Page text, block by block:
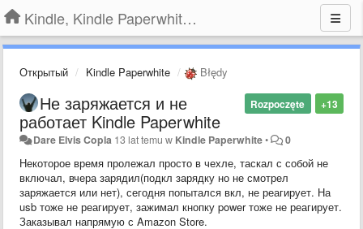
Kindle, Kindle Paperwhite, Kindle Voyage
Открытый Kindle Paperwhite Błędy
+13
Rozpoczęte
Не заряжается и не
работает Kindle Paperwhite
Dare Elvis Copla 13 lat temu w Kindle Paperwhite• 0
Некоторое время пролежал просто в чехле, таскал с собой не
включал, вчера зарядил(подкл зарядку но не смотрел
заряжается или нет), сегодня попытался вкл, не реагирует. На
usb тоже не реагирует, зажимал кнопку power тоже не реагирует.
Заказывал напрямую с Amazon Store.